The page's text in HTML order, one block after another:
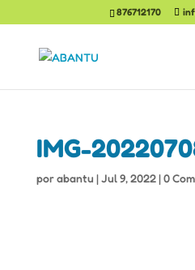
876712170
IMG-
porabantu |Jul 9, 2022|0